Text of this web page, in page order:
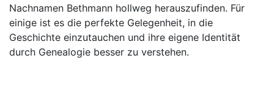
Nachnamen Bethmann hollweg herauszufinden. Für
einige ist es die perfekte Gelegenheit, in die
Geschichte einzutauchen und ihre eigene Identität
durch Genealogie besser zu verstehen.